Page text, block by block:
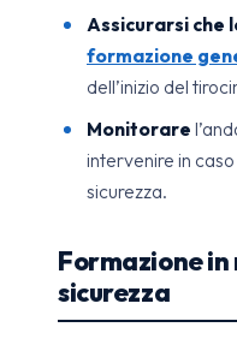
Assicurarsi che
formazione
dell’inizio del
Monitorare
intervenire in
sicurezza.
Formazione
sicurezza